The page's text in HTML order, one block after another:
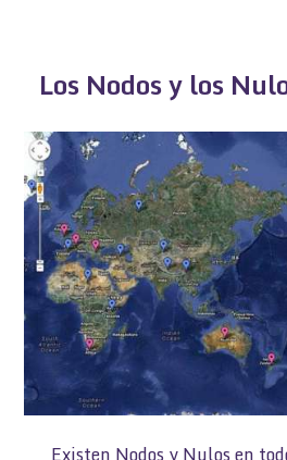
Los Nodos y los